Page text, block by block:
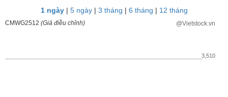
ngành
So
1 ngày| 5 ngày| 3 tháng | 6 tháng | 12 tháng
CMWG2512 (Giá điều chỉnh) @Vietstock.vn
3,510